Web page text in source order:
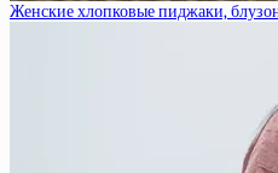
Женские хлопковые пиджаки,